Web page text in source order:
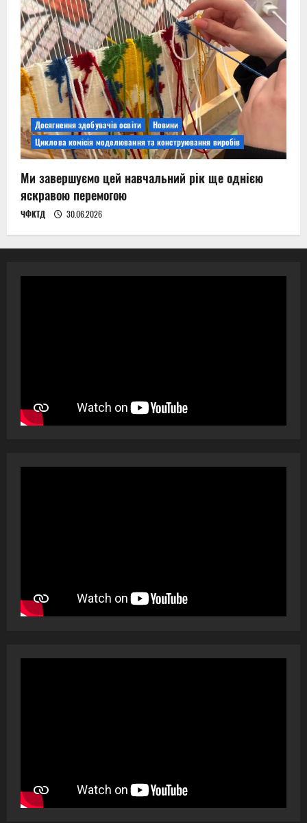
Досягнення здобувачів освіти
Новини
Циклова комісія моделювання та конструювання виробів
Ми завершуємо цей навчальний рік ще однією
яскравою перемогою
ЧФКТД 30.06.2026